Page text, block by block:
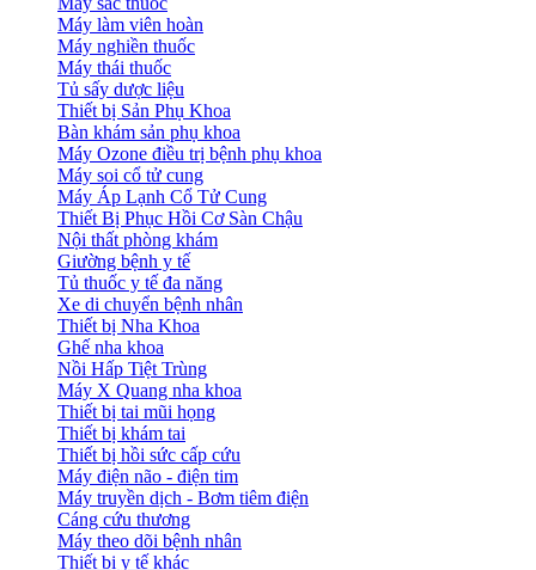
Máy làm viên hoàn
Máy nghiền thuốc
Máy thái thuốc
Tủ sấy dược liệu
Thiết bị Sản Phụ Khoa
Bàn khám sản phụ khoa
Máy Ozone điều trị bệnh phụ khoa
Máy soi cổ tử cung
Máy Áp Lạnh Cổ Tử Cung
Thiết Bị Phục Hồi Cơ Sàn Chậu
Nội thất phòng khám
Giường bệnh y tế
Tủ thuốc y tế đa năng
Xe di chuyển bệnh nhân
Thiết bị Nha Khoa
Ghế nha khoa
Nồi Hấp Tiệt Trùng
Máy X Quang nha khoa
Thiết bị tai mũi họng
Thiết bị khám tai
Thiết bị hồi sức cấp cứu
Máy điện não - điện tim
Máy truyền dịch - Bơm tiêm điện
Cáng cứu thương
Máy theo dõi bệnh nhân
Thiết bị y tế khác